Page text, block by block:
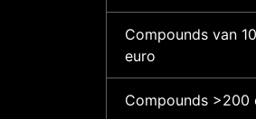
Compounds van
euro
Compounds >200